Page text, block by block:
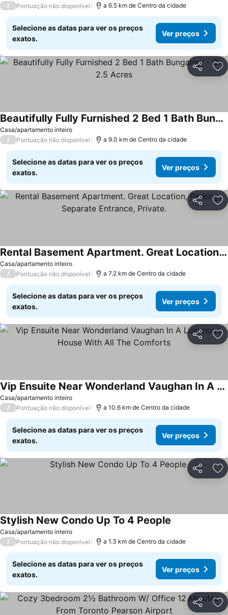
/ Pontuação não disponível a 6.5 km de Centro da cidade
Selecione as datas para ver os preços
exatos.
Ver preços
Partilhar
Casa/apartamento inteiro
Beautifully Fully Furnished 2 Bed 1 Bath Bungalow - On 2.5 Acres
/ Pontuação não disponível a 9.0 km de Centro da cidade
Selecione as datas para ver os preços
exatos.
Ver preços
Partilhar
Casa/apartamento inteiro
Rental Basement Apartment. Great Location, Parking, Separate Entrance, Private.
/ Pontuação não disponível a 7.2 km de Centro da cidade
Selecione as datas para ver os preços
exatos.
Ver preços
Partilhar
Casa/apartamento inteiro
Vip Ensuite Near Wonderland Vaughan In A Luxurious House With All The Comforts
/ Pontuação não disponível a 10.6 km de Centro da cidade
Selecione as datas para ver os preços
exatos.
Ver preços
Partilhar
Casa/apartamento inteiro
Stylish New Condo Up To 4 People
/ Pontuação não disponível a 1.3 km de Centro da cidade
Selecione as datas para ver os preços
exatos.
Ver preços
Partilhar